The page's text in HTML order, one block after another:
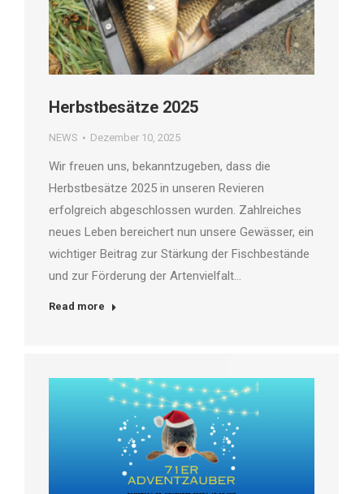
Herbstbesätze 2025
NEWS Dezember 10, 2025
Wir freuen uns, bekanntzugeben, dass die
Herbstbesätze 2025 in unseren Revieren
erfolgreich abgeschlossen wurden. Zahlreiches
neues Leben bereichert nun unsere Gewässer, ein
wichtiger Beitrag zur Stärkung der Fischbestände
und zur Förderung der Artenvielfalt…
Read more